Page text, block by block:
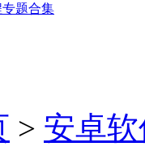
专题合集
> 安卓